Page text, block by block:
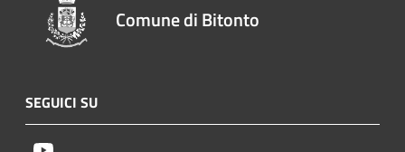
Comune di Bitonto
SEGUICI SU